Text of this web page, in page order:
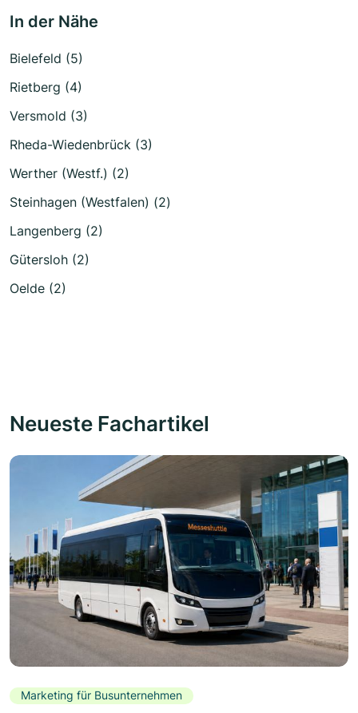
In der Nähe
Bielefeld (5)
Rietberg (4)
Versmold (3)
Rheda-Wiedenbrück (3)
Werther (Westf.) (2)
Steinhagen (Westfalen) (2)
Langenberg (2)
Gütersloh (2)
Oelde (2)
Neueste Fachartikel
Marketing für Busunternehmen